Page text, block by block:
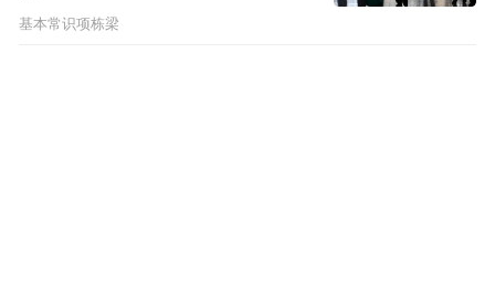
基本常识项栋梁